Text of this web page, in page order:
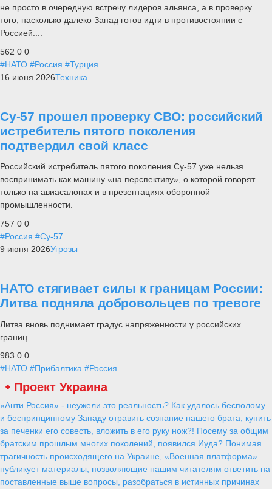
не просто в очередную встречу лидеров альянса, а в проверку
того, насколько далеко Запад готов идти в противостоянии с
Россией....
562 0 0
#НАТО #Россия #Турция
16 июня 2026Техника
Су-57 прошел проверку СВО: российский
истребитель пятого поколения
подтвердил свой класс
Российский истребитель пятого поколения Су-57 уже нельзя
воспринимать как машину «на перспективу», о которой говорят
только на авиасалонах и в презентациях оборонной
промышленности.
757 0 0
#Россия #Су-57
9 июня 2026Угрозы
НАТО стягивает силы к границам России:
Литва подняла добровольцев по тревоге
Литва вновь поднимает градус напряженности у российских
границ.
983 0 0
#НАТО #Прибалтика #Россия
Проект Украина
«Анти Россия» - неужели это реальность? Как удалось бесполому
и беспринципному Западу отравить сознание нашего брата, купить
за печенки его совесть, вложить в его руку нож?! Посему за общим
братским прошлым многих поколений, появился Иуда? Понимая
трагичность происходящего на Украине, «Военная платформа»
публикует материалы, позволяющие нашим читателям ответить на
поставленные выше вопросы, разобраться в истинных причинах